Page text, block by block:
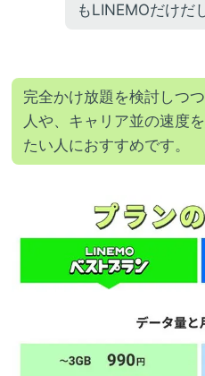
もLINEMOだけだ
完全かけ放題を検討しつ
人や、キャリア並の速度
たい人におすすめです。